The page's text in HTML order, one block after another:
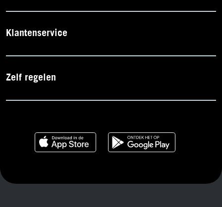
Klantenservice
Zelf regelen